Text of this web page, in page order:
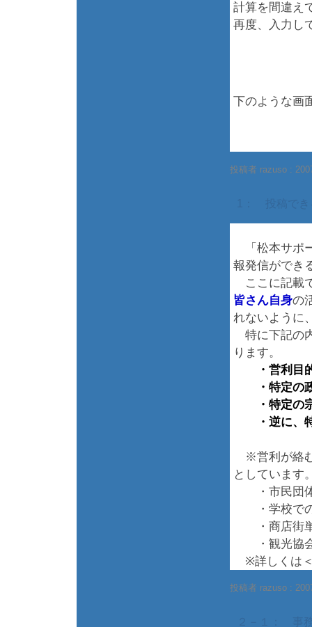
計算を間違え
再度、入力し
下のような画
投稿者 razuso :
「松本サポ
報発信ができ
ここに記載
皆さん自身の
れないように
特に下記の
ります。
・営利目
・特定の政
・特定の宗
・逆に、特
※営利が絡む
としています
・市民団体
・学校での
・商店街単
・観光協
※詳しくは
投稿者 razuso :